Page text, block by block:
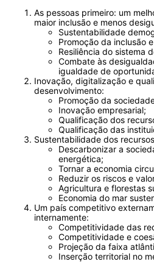
As pessoas primeiro: um
maior inclusão e menos
Sustentabilidade
Promoção da inclusão
Resiliência do sistema
Combate às
igualdade de
Inovação, digitalização e
desenvolvimento:
Promoção da
Inovação empresarial;
Qualificação dos
Qualificação das
Sustentabilidade dos
Descarbonizar a
energética;
Tornar a economia
Reduzir os riscos e
Agricultura e florestas
Economia do mar
Um país competitivo
internamente:
Competitividade das
Competitividade e
Projeção da faixa
Inserção territorial no